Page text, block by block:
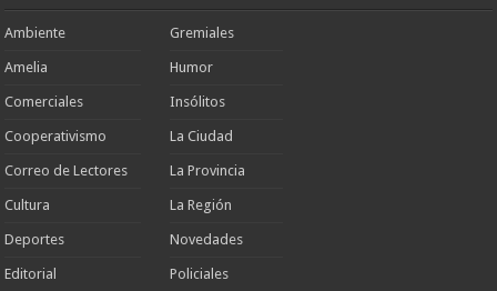
Ambiente
Amelia
Comerciales
Cooperativismo
Correo de Lectores
Cultura
Deportes
Editorial
Gremiales
Humor
Insólitos
La Ciudad
La Provincia
La Región
Novedades
Policiales